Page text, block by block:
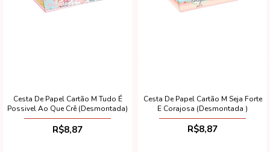
Cesta De Papel Cartão M Tudo É
Possivel Ao Que Crê (Desmontada)
R$8,87
Cesta De Papel Cartão M Seja Forte
E Corajosa (Desmontada )
R$8,87